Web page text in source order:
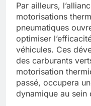
Par ailleurs,
motorisations
pneumatiques
optimiser
véhicules. Ces
des carburants
motorisation
passé, occupera
dynamique au